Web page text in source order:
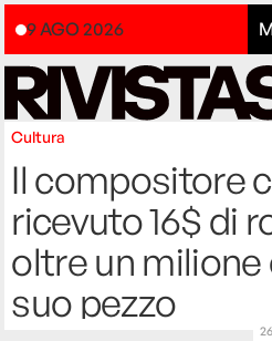
9 AGO 2026
Cultura
Il compositore
ricevuto 16$ di
oltre un milione
suo pezzo